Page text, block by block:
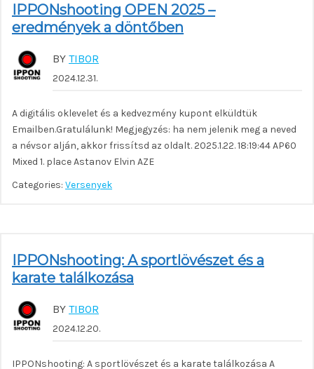
IPPONshooting OPEN 2025 –
eredmények a döntőben
BY TIBOR
2024.12.31.
A digitális oklevelet és a kedvezmény kupont elküldtük
Emailben.Gratulálunk! Megjegyzés: ha nem jelenik meg a neved
a névsor alján, akkor frissítsd az oldalt. 2025.1.22. 18:19:44 AP60
Mixed 1. place Astanov Elvin AZE
Categories: Versenyek
IPPONshooting: A sportlövészet és a
karate találkozása
BY TIBOR
2024.12.20.
IPPONshooting: A sportlövészet és a karate találkozása A